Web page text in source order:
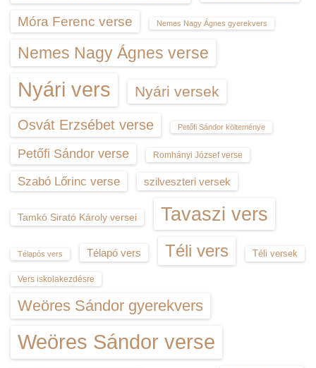
Móra Ferenc verse Nemes Nagy Ágnes gyerekvers
Nemes Nagy Ágnes verse
Nyári vers Nyári versek
Osvát Erzsébet verse Petőfi Sándor költeménye
Petőfi Sándor verse Romhányi József verse
Szabó Lőrinc verse szilveszteri versek
Tamkó Sirató Károly versei Tavaszi vers
Télapós vers Télapó vers Téli vers Téli versek
Vers iskolakezdésre
Weöres Sándor gyerekvers
Weöres Sándor verse